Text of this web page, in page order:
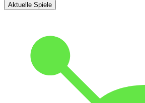
Aktuelle Spiele